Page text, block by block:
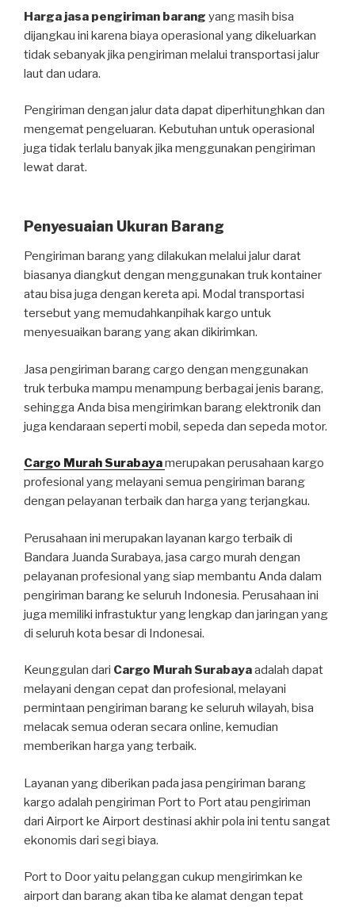
Harga jasa pengiriman barang yang masih bisa
dijangkau ini karena biaya operasional yang dikeluarkan
tidak sebanyak jika pengiriman melalui transportasi jalur
laut dan udara.
Pengiriman dengan jalur data dapat diperhitunghkan dan
mengemat pengeluaran. Kebutuhan untuk operasional
juga tidak terlalu banyak jika menggunakan pengiriman
lewat darat.
Penyesuaian Ukuran Barang
Pengiriman barang yang dilakukan melalui jalur darat
biasanya diangkut dengan menggunakan truk kontainer
atau bisa juga dengan kereta api. Modal transportasi
tersebut yang memudahkanpihak kargo untuk
menyesuaikan barang yang akan dikirimkan.
Jasa pengiriman barang cargo dengan menggunakan
truk terbuka mampu menampung berbagai jenis barang,
sehingga Anda bisa mengirimkan barang elektronik dan
juga kendaraan seperti mobil, sepeda dan sepeda motor.
Cargo Murah Surabayamerupakan perusahaan kargo
profesional yang melayani semua pengiriman barang
dengan pelayanan terbaik dan harga yang terjangkau.
Perusahaan ini merupakan layanan kargo terbaik di
Bandara Juanda Surabaya, jasa cargo murah dengan
pelayanan profesional yang siap membantu Anda dalam
pengiriman barang ke seluruh Indonesia. Perusahaan ini
juga memiliki infrastuktur yang lengkap dan jaringan yang
di seluruh kota besar di Indonesai.
Keunggulan dari Cargo Murah Surabayaadalah dapat
melayani dengan cepat dan profesional, melayani
permintaan pengiriman barang ke seluruh wilayah, bisa
melacak semua oderan secara online, kemudian
memberikan harga yang terbaik.
Layanan yang diberikan pada jasa pengiriman barang
kargo adalah pengiriman Port to Port atau pengiriman
dari Airport ke Airport destinasi akhir pola ini tentu sangat
ekonomis dari segi biaya.
Port to Door yaitu pelanggan cukup mengirimkan ke
airport dan barang akan tiba ke alamat dengan tepat